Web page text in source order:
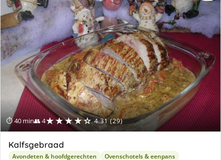
⏱ 40 min👥 4★★★★☆ 4.31 (29)
Kalfsgebraad
Avondeten & hoofdgerechten Ovenschotels & eenpans